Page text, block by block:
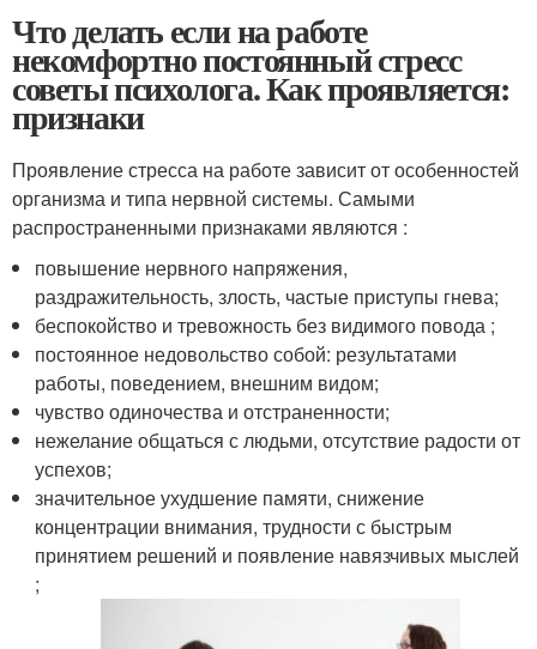
Что делать если на работе
некомфортно постоянный стресс
советы психолога. Как проявляется:
признаки
Проявление стресса на работе зависит от особенностей
организма и типа нервной системы. Самыми
распространенными признаками являются :
повышение нервного напряжения,
раздражительность, злость, частые приступы гнева;
беспокойство и тревожность без видимого повода ;
постоянное недовольство собой: результатами
работы, поведением, внешним видом;
чувство одиночества и отстраненности;
нежелание общаться с людьми, отсутствие радости от
успехов;
значительное ухудшение памяти, снижение
концентрации внимания, трудности с быстрым
принятием решений и появление навязчивых мыслей
;